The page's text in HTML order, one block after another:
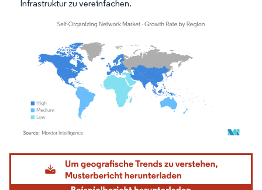
Infrastruktur zu vereinfachen.
Bild © Mordor Intelligence. Wiederverwendung erfordert Namensnennung gemäß